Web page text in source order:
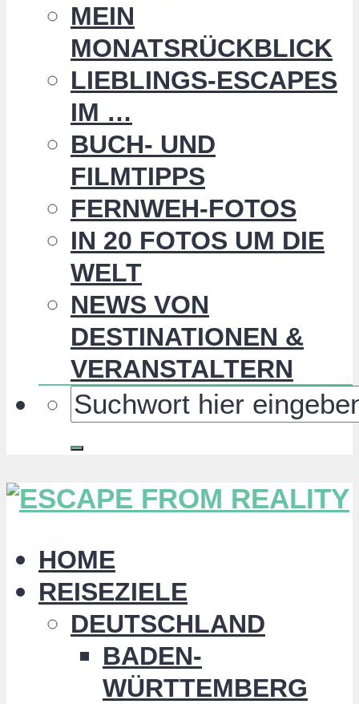
MEIN
MONATSRÜCKBLICK
LIEBLINGS-ESCAPES
IM …
BUCH- UND
FILMTIPPS
FERNWEH-FOTOS
IN 20 FOTOS UM DIE
WELT
NEWS VON
DESTINATIONEN &
VERANSTALTERN
HOME
REISEZIELE
DEUTSCHLAND
BADEN-
WÜRTTEMBERG